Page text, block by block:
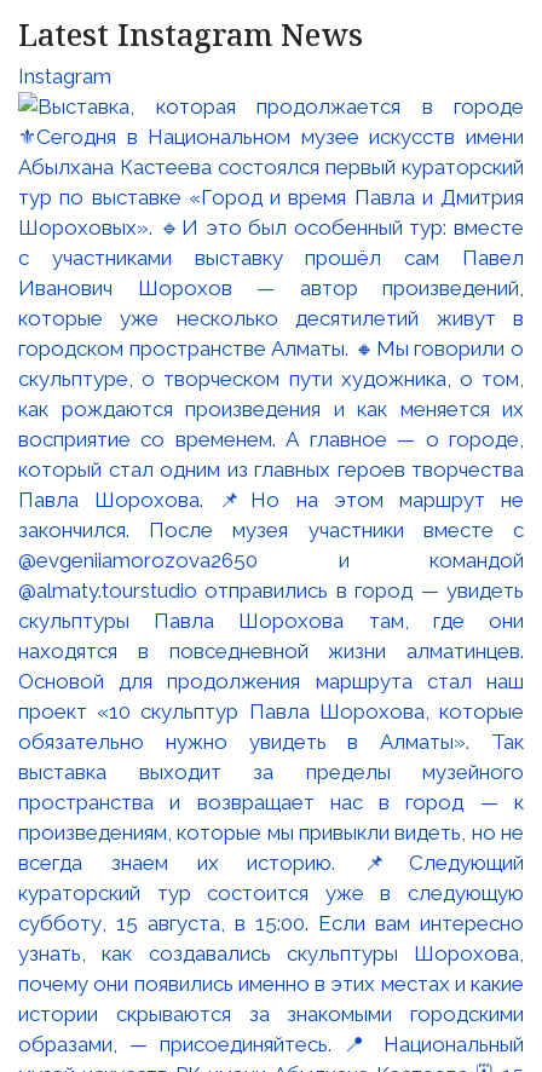
Latest Instagram News
Instagram